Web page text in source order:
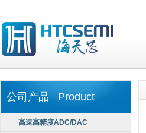
公司产品 Product
高速高精度ADC/DAC